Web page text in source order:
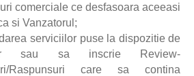
comerciale ce desfasoara aceeasi
si Vanzatorul;
serviciilor puse la dispozitie de
sau sa inscrie Review-
Raspunsuri care sa contina